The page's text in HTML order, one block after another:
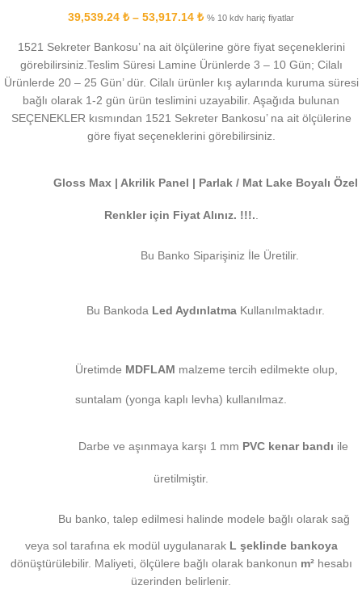
39,539.24 ₺ – 53,917.14 ₺ % 10 kdv hariç fiyatlar
1521 Sekreter Bankosu’ na ait ölçülerine göre fiyat seçeneklerini
görebilirsiniz.Teslim Süresi Lamine Ürünlerde 3 – 10 Gün; Cilalı
Ürünlerde 20 – 25 Gün’ dür. Cilalı ürünler kış aylarında kuruma süresi
bağlı olarak 1-2 gün ürün teslimini uzayabilir. Aşağıda bulunan
SEÇENEKLER kısmından 1521 Sekreter Bankosu’ na ait ölçülerine
göre fiyat seçeneklerini görebilirsiniz.
Gloss Max | Akrilik Panel | Parlak / Mat Lake Boyalı Özel
Renkler için Fiyat Alınız. !!!.
Bu Banko Siparişiniz İle Üretilir.
Bu Bankoda Led AydınlatmaKullanılmaktadır.
Üretimde MDFLAM malzeme tercih edilmekte olup,
suntalam (yonga kaplı levha) kullanılmaz.
Darbe ve aşınmaya karşı 1 mm PVC kenar bandı ile
üretilmiştir.
Bu banko, talep edilmesi halinde modele bağlı olarak sağ
veya sol tarafına ek modül uygulanarak L şeklinde bankoya
dönüştürülebilir. Maliyeti, ölçülere bağlı olarak bankonun m²hesabı
üzerinden belirlenir.